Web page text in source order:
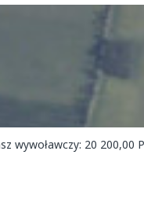
wywoławczy: 20 200,00